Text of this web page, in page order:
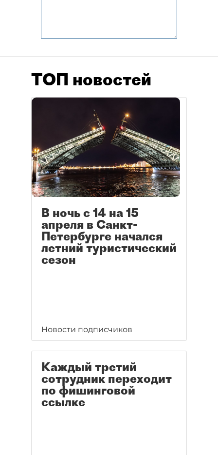
ТОП новостей
В ночь с 14 на 15
апреля в Санкт-
Петербурге начался
летний туристический
сезон
Новости подписчиков
Каждый третий
сотрудник переходит
по фишинговой
ссылке